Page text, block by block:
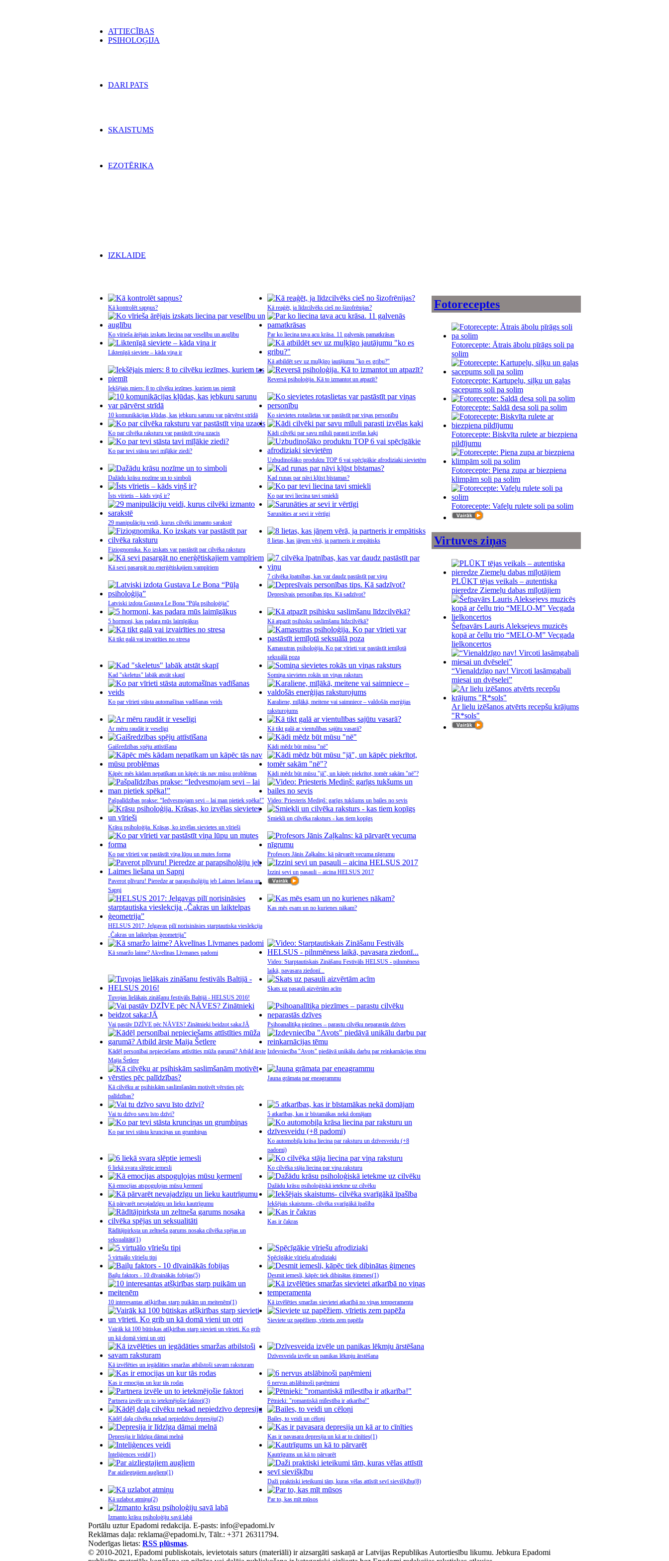
ATTIECĪBAS
PSIHOLOĢIJA
DARI PATS
SKAISTUMS
EZOTĒRIKA
IZKLAIDE
Kā kontrolēt sapņus? Kā reaģēt, ja līdzcilvēks cieš no šizofrēnijas?
Ko vīrieša ārējais izskats liecina par veselību un auglību Par ko liecina tava acu krāsa. 11 galvenās pamatkrāsas
Liktenīgā sieviete – kāda viņa ir
Kā atbildēt sev uz muļķīgo jautājumu "ko es gribu?"
Iekšējais miers: 8 to cilvēku iezīmes, kuriem tas piemīt
Reversā psiholoģija. Kā to izmantot un atpazīt?
10 komunikācijas kļūdas, kas jebkuru sarunu var pārvērst strīdā Ko sievietes rotaslietas var pastāstīt par viņas personību
Ko par cilvēka raksturu var pastāstīt viņa uzacis Kādi cilvēki par savu mīluli parasti izvēlas kaķi
Ko par tevi stāsta tavi mīļākie ziedi?
Uzbudinošāko produktu TOP 6 vai spēcīgākie afrodiziaki sievietēm
Dažādu krāsu nozīme un to simboli Kad runas par nāvi kļūst bīstamas?
Īsts vīrietis – kāds viņš ir? Ko par tevi liecina tavi smiekli
29 manipulāciju veidi, kurus cilvēki izmanto sarakstē
Sarunāties ar sevi ir vērtīgi
Fiziognomika. Ko izskats var pastāstīt par cilvēka raksturu
8 lietas, kas jāņem vērā, ja partneris ir empātisks
Kā sevi pasargāt no enerģētiskajiem vampīriem
7 cilvēka īpatnības, kas var daudz pastāstīt par viņu
Latviski izdota Gustava Le Bona “Pūļa psiholoģija”
Depresīvais personības tips. Kā sadzīvot?
5 hormoni, kas padara mūs laimīgākus Kā atpazīt psihisku saslimšanu līdzcilvēkā?
Kā tikt galā vai izvairīties no stresa
Kamasutras psiholoģija. Ko par vīrieti var pastāstīt iemīļotā
seksuālā poza
Kad "skeletus" labāk atstāt skapī Somiņa sievietes rokās un viņas raksturs
Ko par vīrieti stāsta automašīnas vadīšanas veids
Karaliene, mīļākā, meitene vai saimniece – valdošās enerģijas
raksturojums
Ar mēru raudāt ir veselīgi Kā tikt galā ar vientulības sajūtu vasarā?
Gaišredzības spēju attīstīšana Kādi mēdz būt mūsu "nē"
Kāpēc mēs kādam nepatīkam un kāpēc tās nav mūsu problēmas Kādi mēdz būt mūsu "jā", un kāpēc piekrītot, tomēr sakām "nē"?
Pašpalīdzības prakse: “Iedvesmojam sevi – lai man pietiek spēka!” Video: Priesteris Mediņš: garīgs tukšums un bailes no sevis
Krāsu psiholoģija. Krāsas, ko izvēlas sievietes un vīrieši
Smiekli un cilvēka raksturs - kas tiem kopīgs
Ko par vīrieti var pastāstīt viņa lūpu un mutes forma Profesors Jānis Zaļkalns: kā pārvarēt vecuma nīgrumu
Paverot plīvuru! Pieredze ar parapsiholģiju jeb Laimes liešana un
Sapņi
Izzini sevi un pasauli – aicina HELSUS 2017
HELSUS 2017: Jelgavas pilī norisināsies starptautiska vieslekcija
„Čakras un laiktelpas ģeometrija”
Kas mēs esam un no kurienes nākam?
Kā smaržo laime? Akvelīnas Līvmanes padomi
Video: Starptautiskais Zināšanu Festivāls HELSUS - pilnmēness
laikā, pavasara ziedonī...
Tuvojas lielākais zināšanu festivāls Baltijā - HELSUS 2016!
Skats uz pasauli aizvērtām acīm
Vai pastāv DZĪVE pēc NĀVES? Zinātnieki beidzot saka:JĀ Psihoanalītiķa piezīmes – parastu cilvēku neparastās dzīves
Kādēļ personībai nepieciešams attīstīties mūža garumā? Atbild ārste
Maija Šetlere
Izdevniecība "Avots" piedāvā unikālu darbu par reinkarnācijas tēmu
Kā cilvēku ar psihiskām saslimšanām motivēt vērsties pēc
palīdzības?
Jauna grāmata par eneagrammu
Vai tu dzīvo savu īsto dzīvi? 5 atkarības, kas ir bīstamākas nekā domājam
Ko par tevi stāsta krunciņas un grumbiņas
Ko automobiļa krāsa liecina par raksturu un dzīvesveidu (+8
padomi)
6 liekā svara slēptie iemesli Ko cilvēka stāja liecina par viņa raksturu
Kā emocijas atspoguļojas mūsu ķermenī Dažādu krāsu psiholoģiskā ietekme uz cilvēku
Kā pārvarēt nevajadzīgu un lieku kautrīgumu Iekšējais skaistums- cilvēka svarīgākā īpašība
Rādītājpirksta un zeltneša garums nosaka cilvēka spējas un
seksualitāti(1)
Kas ir čakras
5 virtuālo vīriešu tipi Spēcīgākie vīriešu afrodiziaki
Baiļu faktors - 10 dīvainākās fobijas(5) Desmit iemesli, kāpēc tiek dibinātas ģimenes(1)
10 interesantas atšķirības starp puikām un meitenēm(1) Kā izvēlēties smaržas sievietei atkarībā no viņas temperamenta
Vairāk kā 100 būtiskas atšķirības starp sievieti un vīrieti. Ko grib
un kā domā vieni un otri
Sieviete uz papēžiem, vīrietis zem papēža
Kā izvēlēties un iegādāties smaržas atbilstoši savam raksturam
Dzīvesveida izvēle un panikas lēkmju ārstēšana
Kas ir emocijas un kur tās rodas 6 nervus atslābinoši paņēmieni
Partnera izvēle un to ietekmējošie faktori(3) Pētnieki: "romantiskā mīlestība ir atkarība!"
Kādēļ daļa cilvēku nekad nepiedzīvo depresiju(2) Bailes, to veidi un cēloņi
Depresija ir līdzīga dāmai melnā Kas ir pavasara depresija un kā ar to cīnīties(1)
Inteliģences veidi(1) Kautrīgums un kā to pārvarēt
Par aizliegtajiem augļiem(1)
Daži praktiski ieteikumi tām, kuras vēlas attīstīt sevī sievišķību(8)
Kā uzlabot atmiņu(2) Par to, kas mīt mūsos
Izmanto krāsu psiholoģiju savā labā
Fotoreceptes
Fotorecepte: Ātrais ābolu pīrāgs soli pa
solim
Fotorecepte: Kartupeļu, siļķu un gaļas
sacepums soli pa solim
Fotorecepte: Saldā desa soli pa solim
Fotorecepte: Biskvīta rulete ar biezpiena
pildījumu
Fotorecepte: Piena zupa ar biezpiena
klimpām soli pa solim
Fotorecepte: Vafeļu rulete soli pa solim
Virtuves ziņas
PLŪKT tējas veikals – autentiska
pieredze Ziemeļu dabas mīļotājiem
Šefpavārs Lauris Aleksejevs muzicēs
kopā ar čellu trio “MELO-M” Vecgada
lielkoncertos
“Vienaldzīgo nav! Vircoti lasāmgabali
miesai un dvēselei”
Ar lielu izēšanos atvērts recepšu krājums
"R*sols"
Portālu uztur Epadomi redakcija. E-pasts: info@epadomi.lv
Reklāmas daļa: reklama@epadomi.lv, Tālr.: +371 26311794.
Noderīgas lietas: RSS plūsmas.
© 2010-2021, Epadomi publiskotais, ievietotais saturs (materiāli) ir aizsargāti saskaņā ar Latvijas Republikas Autortiesību likumu. Jebkura Epadomi